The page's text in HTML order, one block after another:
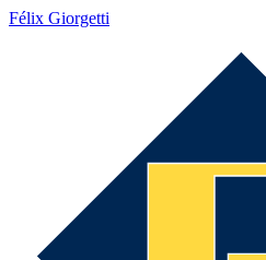
Félix Giorgetti